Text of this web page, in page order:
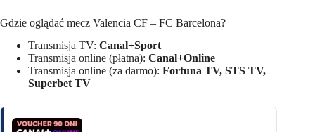
Gdzie oglądać mecz Valencia CF – FC Barcelona?
Transmisja TV: Canal+Sport
Transmisja online (płatna): Canal+Online
Transmisja online (za darmo): Fortuna TV, STS TV,
Superbet TV